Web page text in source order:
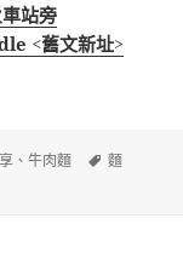
站旁
<舊文新址>
、牛肉麵
標
麵